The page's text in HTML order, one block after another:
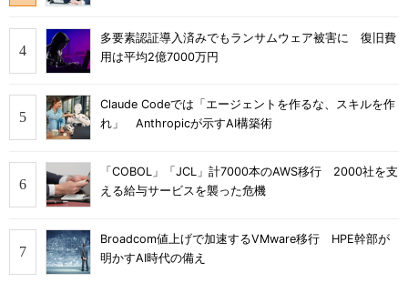
多要素認証導入済みでもランサムウェア被害に 復旧費
用は平均2億7000万円
Claude Codeでは「エージェントを作るな、スキルを作
れ」 Anthropicが示すAI構築術
「COBOL」「JCL」計7000本のAWS移行 2000社を支
える給与サービスを襲った危機
Broadcom値上げで加速するVMware移行 HPE幹部が
明かすAI時代の備え